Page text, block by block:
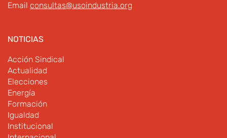
Email consultas@usoindustria.org
NOTICIAS
Acción Sindical
Actualidad
Elecciones
Energía
Formación
Igualdad
Institucional